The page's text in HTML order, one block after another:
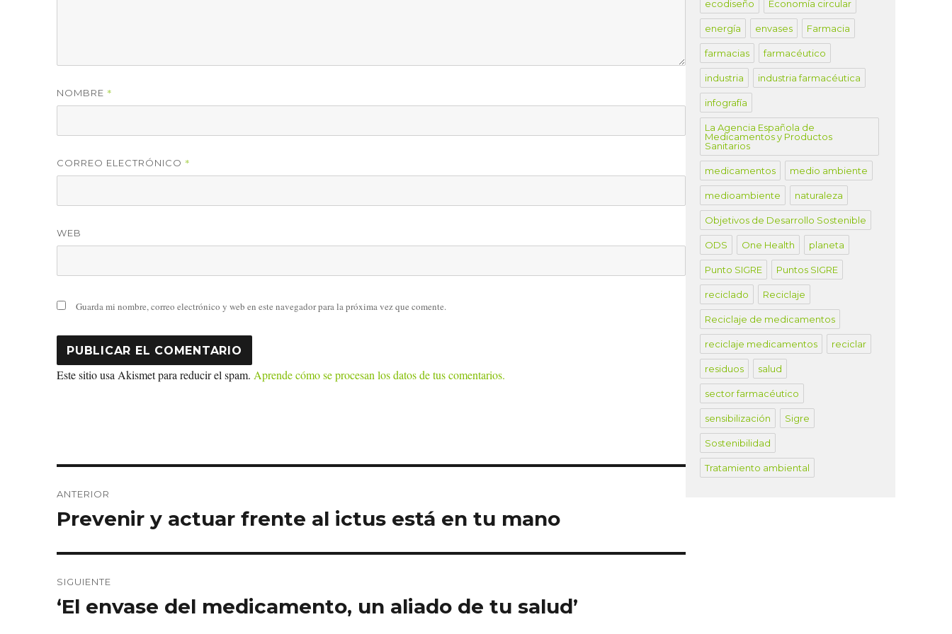
NOMBRE *
CORREO ELECTRÓNICO *
WEB
Guarda mi nombre, correo electrónico y web en este navegador para la próxima vez que comente.
Este sitio usa Akismet para reducir el spam.Aprende cómo se procesan los datos de tus comentarios.
de
ANTERIOR
Entrada
Prevenir y actuar frente al ictus está en tu mano
SIGUIENTE
Entrada
‘El envase del medicamento, un aliado de tu salud’
ecodiseño Economía circular
energía envases Farmacia
farmacias farmacéutico
industria industria farmacéutica
infografía
La Agencia Española de
Medicamentos y Productos
Sanitarios
medicamentos medio ambiente
medioambiente naturaleza
Objetivos de Desarrollo Sostenible
ODS One Health planeta
Punto SIGRE Puntos SIGRE
reciclado Reciclaje
Reciclaje de medicamentos
reciclaje medicamentos reciclar
residuos salud
sector farmacéutico
sensibilización Sigre
Sostenibilidad
Tratamiento ambiental